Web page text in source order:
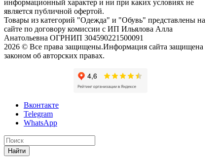
информационный характер и ни при каких условиях не
является публичной офертой.
Товары из категорий "Одежда" и "Обувь" представлены на
сайте по договору комиссии с ИП Ильялова Алла
Анатольевна ОГРНИП 304590221500091
2026 © Все права защищены.Информация сайта защищена
законом об авторских правах.
Вконтакте
Telegram
WhatsApp
Найти